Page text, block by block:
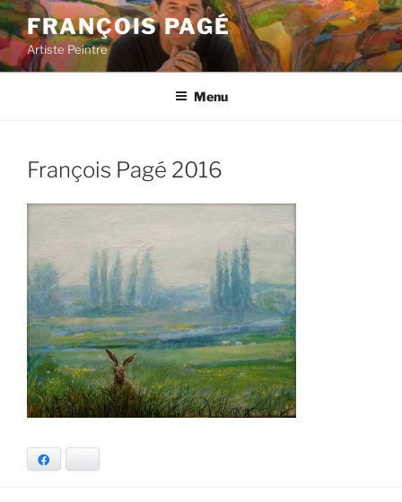
Aller
au
contenu
principal
FRANÇOIS PAGÉ
Artiste Peintre
Menu
François Pagé 2016